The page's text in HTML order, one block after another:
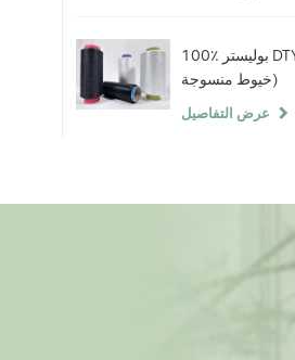
100٪ بوليستر DTY (رسم
خيوط منسوجة)
عرض التفاصيل
عارية